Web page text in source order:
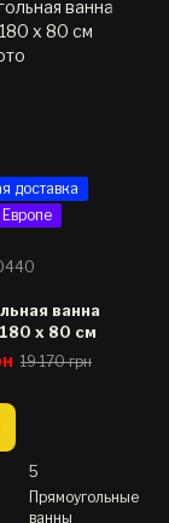
доставка
ванна
x 80 см
19 170 грн
5
Прямоугольные
ванны